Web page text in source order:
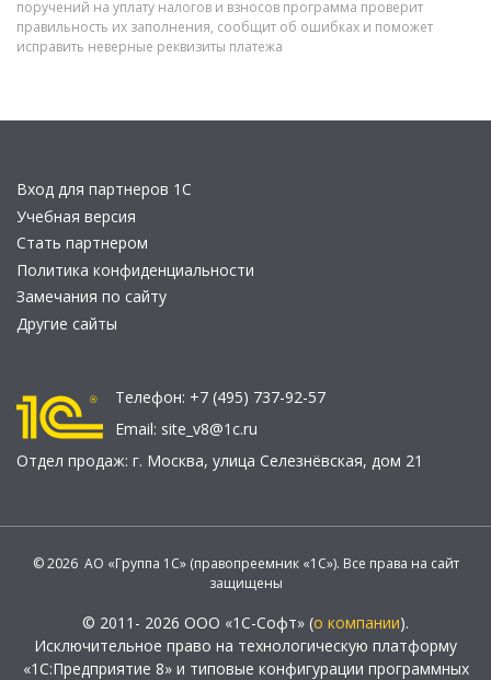
поручений на уплату налогов и взносов программа проверит
правильность их заполнения, сообщит об ошибках и поможет
исправить неверные реквизиты платежа
Вход для партнеров 1С
Учебная версия
Стать партнером
Политика конфиденциальности
Замечания по сайту
Другие сайты
Телефон: +7 (495) 737-92-57
Email: site_v8@1c.ru
Отдел продаж: г. Москва, улица Селезнёвская, дом 21
© 2026 АО «Группа 1С» (правопреемник «1С»). Все права на сайт
защищены
© 2011- 2026 ООО «1С-Софт» (о компании).
Исключительное право на технологическую платформу
«1С:Предприятие 8» и типовые конфигурации программных